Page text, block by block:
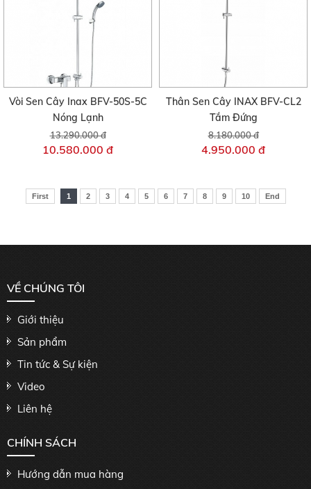
Vòi Sen Cây Inax BFV-50S-5C
Nóng Lạnh
13.290.000 đ
10.580.000 đ
Thân Sen Cây INAX BFV-CL2
Tắm Đứng
8.180.000 đ
4.950.000 đ
First 1 2 3 4 5 6 7 8 9 10 End
VỀ CHÚNG TÔI
Giới thiệu
Sản phẩm
Tin tức & Sự kiện
Video
Liên hệ
CHÍNH SÁCH
Hướng dẫn mua hàng